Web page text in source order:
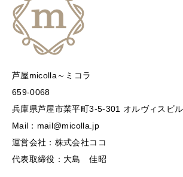
芦屋micolla～ミコラ
659-0068
兵庫県芦屋市業平町3-5-301 オルヴィスビ
Mail：mail@micolla.jp
運営会社：株式会社ココ
代表取締役：大島 佳昭